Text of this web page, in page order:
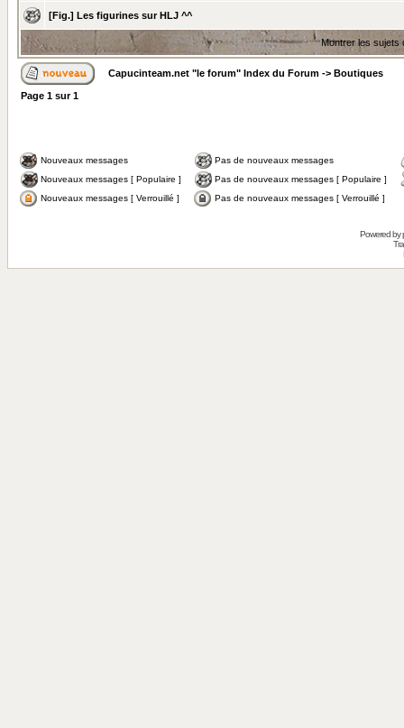
[Fig.] Les figurines sur HLJ ^^
Montrer les sujets
Capucinteam.net "le forum" Index du Forum -> Boutiques
Page 1 sur1
Nouveaux messages
Pas de nouveaux messages
Nouveaux messages [ Populaire ]
Pas de nouveaux messages [ Populaire ]
Nouveaux messages [ Verrouillé ]
Pas de nouveaux messages [ Verrouillé ]
Powered by